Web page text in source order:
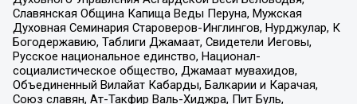
Славянская Община Капища Веды Перуна, Мужская
Духовная Семинария Староверов-Инглингов, Нурджулар, К
Богодержавию, Таблиги Джамаат, Свидетели Иеговы,
Русское национальное единство, Национал-
социалистическое общество, Джамаат мувахидов,
Объединенный Вилайат Кабарды, Балкарии и Карачая,
Союз славян, Ат-Такфир Валь-Хиджра, Пит Буль,